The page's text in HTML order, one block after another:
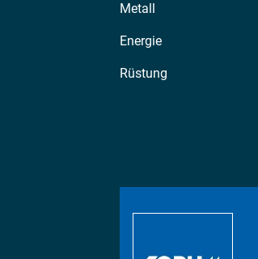
Metall
Energie
Rüstung